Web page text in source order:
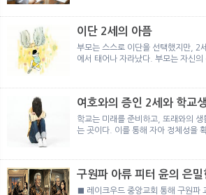
이단 2세의 아픔
부모는 스스로 이단을 선택했지만, 2
에서 태어나 자라났다. 부모는 자신의
여호와의 증인 2세와 학교
학교는 미래를 준비하고, 또래와의
는 곳이다. 이를 통해 자아 정체성을
구원파 아류 피터 윤의 은밀
■ 레이크우드 중앙교회 통해 구원파